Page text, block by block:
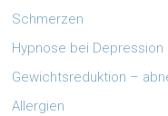
Schmerzen
Hypnose bei Depression
Gewichtsreduktion –
Allergien